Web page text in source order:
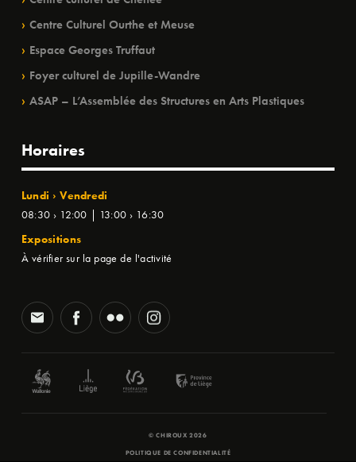
Centre Culturel Ourthe et Meuse
Espace Georges Truffaut
Foyer culturel de Jupille-Wandre
ASAP – L’Assemblée des Structures en Arts Plastiques
Horaires
Lundi › Vendredi
08:30 › 12:00 | 13:00 › 16:30
Expositions
À vérifier sur la page de l'activité
© CHIROUX 2026
POLITIQUE DE CONFIDENTIALITÉ